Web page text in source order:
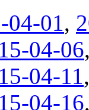
04-01,
04-06
04-11
04-16